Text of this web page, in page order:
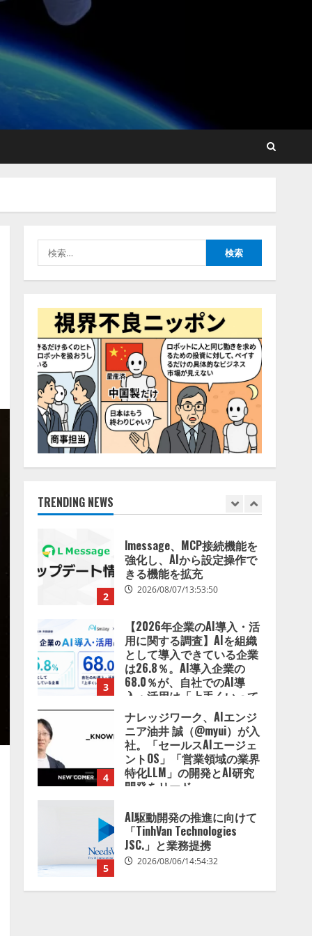
索:
TRENDING NEWS
lmessage、MCP接続機能を
強化し、AIから設定操作で
きる機能を拡充
は26.8％。AI導入企業の
入・活用は「上手くいって
4
ナレッジワーク、AIエンジ
ニア油井 誠（@myui）が入
ントOS」「営業領域の業界
特化LLM」の開発とAI研究
開発をリード
2026/08/07/10:54:31
5
AI駆動開発の推進に向けて
「TinhVan Technologies
JSC.」と業務提携
2026/08/06/14:54:32
1
【開催報告】次世代AIプラ
2
lmessage、MCP接続機能を
強化し、AIから設定操作で
きる機能を拡充
2026/08/07/13:53:50
3
【2026年企業のAI導入・活
用に関する調査】AIを組織
として導入できている企業
は26.8％。AI導入企業の
68.0％が、自社でのAI導
入・活用は「上手くいって
いる」と回答
2026/08/07/13:53:50
4
ナレッジワーク、AIエンジ
ニア油井 誠（@myui）が入
社。「セールスAIエージェ
ントOS」「営業領域の業界
特化LLM」の開発とAI研究
開発をリード
5
AI駆動開発の推進に向けて
「TinhVan Technologies
JSC.」と業務提携
2026/08/06/14:54:32